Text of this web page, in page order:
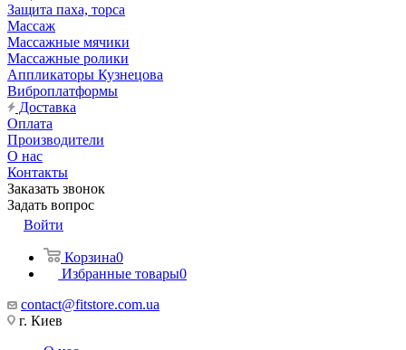
Защита паха, торса
Массаж
Массажные мячики
Массажные ролики
Аппликаторы Кузнецова
Виброплатформы
Доставка
Оплата
Производители
О нас
Контакты
Заказать звонок
Задать вопрос
Войти
Корзина0
Избранные товары0
contact@fitstore.com.ua
г. Киев